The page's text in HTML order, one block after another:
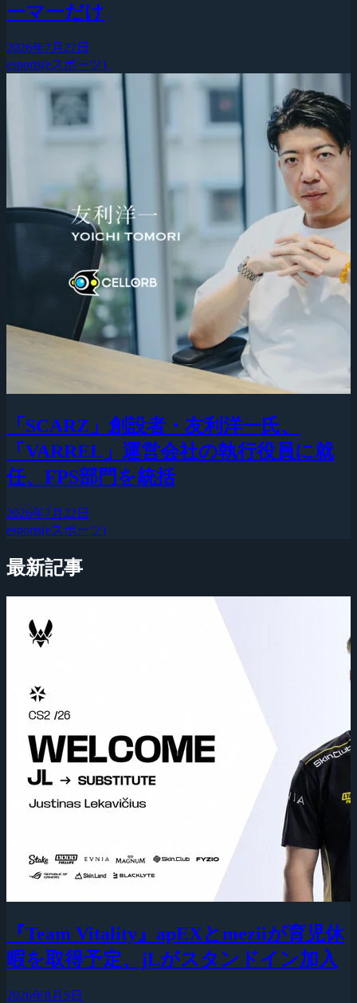
ーマーだけ
2026年7月27日
esports(eスポーツ)
「SCARZ」創設者・友利洋一氏、
「VARREL」運営会社の執行役員に就
任、FPS部門を統括
2026年7月22日
esports(eスポーツ)
最新記事
『Team Vitality』apEXとmeziiが育児休
暇を取得予定、jLがスタンドイン加入
2026年8月5日